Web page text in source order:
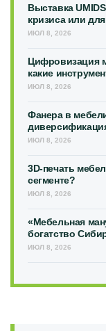
Выставка
кризиса или
ИЮЛ 8, 2026
Цифровизация
какие
ИЮЛ 8, 2026
Фанера в
ИЮЛ 8, 2026
3D-печать
сегменте?
ИЮЛ 8, 2026
«Мебельная
богатство
ИЮЛ 8, 2026